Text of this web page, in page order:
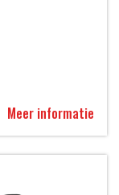
Meer informatie